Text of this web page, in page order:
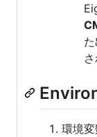
さ
環境変